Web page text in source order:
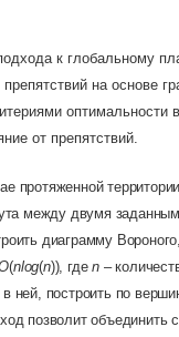
к глобальному
на основе
оптимальности
от препятствий.
протяженной
между двумя
диаграмму
(nlog(n)), гдеn –
ней, построить по
позволит